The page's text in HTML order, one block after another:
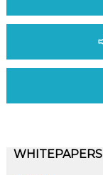
WHITEPAPERS